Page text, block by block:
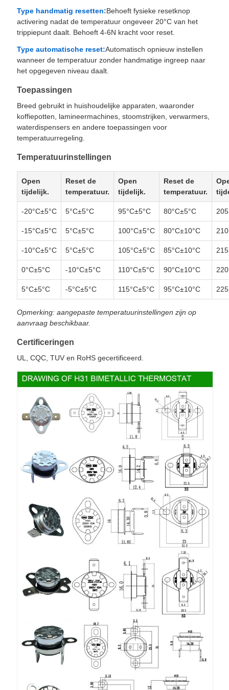
Type handmatig resetten:Behoeft fysieke resetknop
activering nadat de temperatuur ongeveer 20°C van het
trippiepunt daalt. Behoeft 4-6N kracht voor reset.
Type automatische reset:Automatisch opnieuw instellen
wanneer de temperatuur zonder handmatige ingreep naar
het opgegeven niveau daalt.
Toepassingen
Breed gebruikt in huishoudelijke apparaten, waaronder
koffiepotten, lamineermachines, stoomstrijken, verwarmers,
waterdispensers en andere toepassingen voor
temperatuurregeling.
Temperatuurinstellingen
Open
tijdelijk.
Reset de
temperatuur.
Open
tijdelijk.
Reset de
temperatuur.
-20°C±5°C 5°C±5°C 95°C±5°C 80°C±5°C
-15°C±5°C 5°C±5°C 100°C±5°C 80°C±10°C
-10°C±5°C 5°C±5°C 105°C±5°C 85°C±10°C
0°C±5°C -10°C±5°C 110°C±5°C 90°C±10°C
5°C±5°C -5°C±5°C 115°C±5°C 95°C±10°C
Opmerking: aangepaste temperatuurinstellingen zijn op
aanvraag beschikbaar.
Certificeringen
UL, CQC, TUV en RoHS gecertificeerd.